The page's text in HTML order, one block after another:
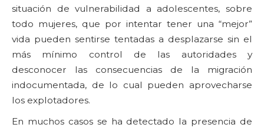
situación de vulnerabilidad a adolescentes, sobre
todo mujeres, que por intentar tener una “mejor”
vida pueden sentirse tentadas a desplazarse sin el
más mínimo control de las autoridades y
desconocer las consecuencias de la migración
indocumentada, de lo cual pueden aprovecharse
los explotadores.
En muchos casos se ha detectado la presencia de